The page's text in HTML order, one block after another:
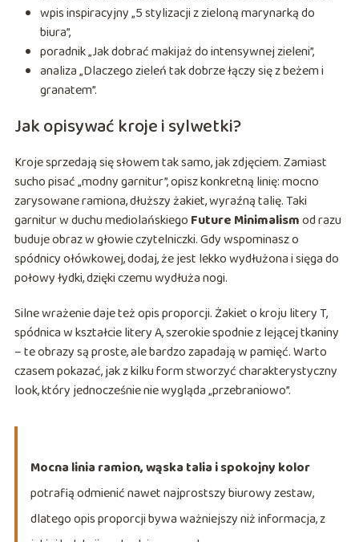
wpis inspiracyjny „5 stylizacji z zieloną marynarką do
biura”,
poradnik „Jak dobrać makijaż do intensywnej zieleni”,
analiza „Dlaczego zieleń tak dobrze łączy się z beżem i
granatem”.
Jak opisywać kroje i sylwetki?
Kroje sprzedają się słowem tak samo, jak zdjęciem. Zamiast
sucho pisać „modny garnitur”, opisz konkretną linię: mocno
zarysowane ramiona, dłuższy żakiet, wyraźną talię. Taki
garnitur w duchu mediolańskiego Future Minimalismod razu
buduje obraz w głowie czytelniczki. Gdy wspominasz o
spódnicy ołówkowej, dodaj, że jest lekko wydłużona i sięga do
połowy łydki, dzięki czemu wydłuża nogi.
Silne wrażenie daje też opis proporcji. Żakiet o kroju litery T,
spódnica w kształcie litery A, szerokie spodnie z lejącej tkaniny
– te obrazy są proste, ale bardzo zapadają w pamięć. Warto
czasem pokazać, jak z kilku form stworzyć charakterystyczny
look, który jednocześnie nie wygląda „przebraniowo”.
Mocna linia ramion, wąska talia i spokojny kolor
potrafią odmienić nawet najprostszy biurowy zestaw,
dlatego opis proporcji bywa ważniejszy niż informacja, z